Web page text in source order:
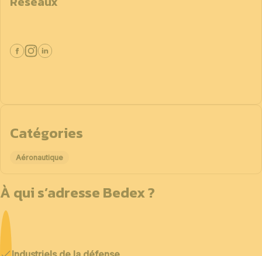
Catégories
Aéronautique
À qui s’adresse Bedex ?